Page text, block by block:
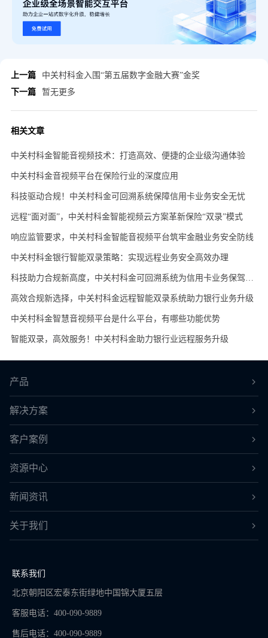
上一篇
中关村科金入围“第五届数字金融大赛”金奖
下一篇
暂无更多
相关文章
中关村科金智能音视频技术：打造高效、便捷的企业级沟通体验
中关村科金音视频平台在保险行业的深度应用
科技驱动合规！中关村科金可回溯系统保障信用卡业务安全无忧
远程“面对面”，中关村科金智能视频云方案革新保险“双录”模式
响应监管要求，中关村科金智能音视频平台筑牢金融业务安全防线
中关村科金银行智能双录策略：实现远程业务安全高效办理
科技助力合规新高度，中关村科金可回溯系统为信用卡业务保驾护航
高效合规新选择，中关村科金远程智能双录系统助力银行业务升级
中关村科金智慧音视频平台是什么平台，有哪些功能优势
智能双录，高效服务！中关村科金助力银行业远程服务升级
产品
解决方案
客户案例
资源中心
新闻资讯
关于我们
联系我们
北京朝阳区宏泰东街绿地中国锦大厦五层
客服电话：400-090-9889
售后电话：400-090-9889